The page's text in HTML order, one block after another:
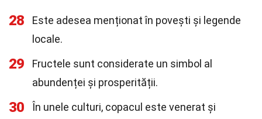
28
Este adesea menționat în povești și legende
locale.
29
Fructele sunt considerate un simbol al
abundenței și prosperității.
30
În unele culturi, copacul este venerat și